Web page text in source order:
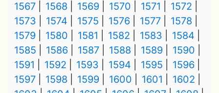
1567
1568 1569 1570 1571
1572
1573
1574 1575 1576 1577
1578
1579
1580 1581 1582 1583
1584
1585
1586 1587 1588 1589
1590
1591
1592 1593 1594 1595
1596
1597
1598 1599 1600 1601
1602